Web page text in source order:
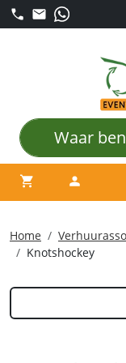
winkelwagen
account
Home
Knotshockey